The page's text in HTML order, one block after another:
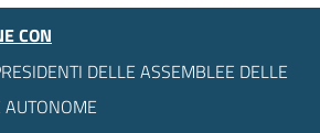
CON
DELLE ASSEMBLEE DELLE